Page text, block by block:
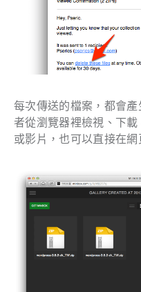
每次傳送的檔案，都會
者從瀏覽器裡檢視、下
或影片，也可以直接在網